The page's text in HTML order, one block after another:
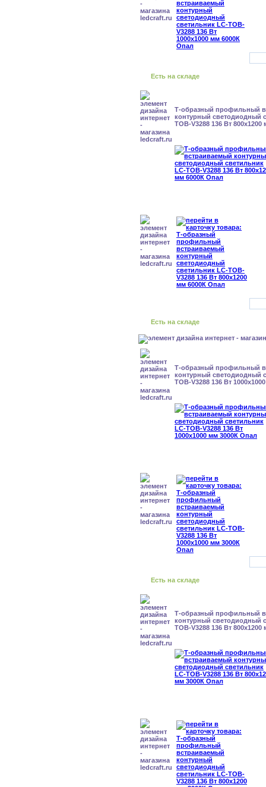
Есть на складе
Т-образный профильный
контурный светодиодный
TOB-V3288 136 Вт
Есть на складе
Т-образный профильный
контурный светодиодный
TOB-V3288 136 Вт
Есть на складе
Т-образный профильный
контурный светодиодный
TOB-V3288 136 Вт